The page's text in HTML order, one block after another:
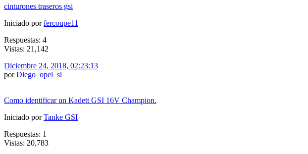
cinturones traseros gsi
Iniciado porfercoupe11
Respuestas: 4
Vistas: 21,142
Diciembre 24, 2018, 02:23:13
porDiego_opel_si
Como identificar un Kadett GSI 16V Champion.
Iniciado porTanke GSI
Respuestas: 1
Vistas: 20,783